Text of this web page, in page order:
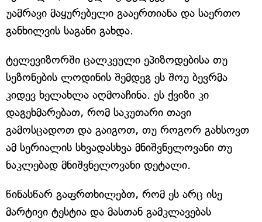
უამრავი მაყურებელი გააერთიანა და საერთო
განხილვის საგანი გახდა.
ტელევიზორში ცალკეული ეპიზოდებისა თუ
სეზონების ლოდინის შემდეგ ეს შოუ ბევრმა
კიდევ ხელახლა აღმოაჩინა. ეს ქვიზი კი
დაგეხმარებათ, რომ საკუთარი თავი
გამოსცადოთ და გაიგოთ, თუ როგორ გახსოვთ
ამ სერიალის სხვადასხვა მნიშვნელოვანი თუ
ნაკლებად მნიშვნელოვანი დეტალი.
წინასწარ გაფრთხილებთ, რომ ეს არც ისე
მარტივი ტესტია და მასთან გამკლავებას